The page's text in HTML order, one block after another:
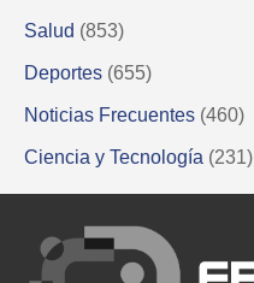
Salud (853)
Deportes (655)
Noticias Frecuentes (460)
Ciencia y Tecnología (231)